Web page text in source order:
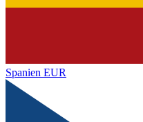
Spanien EUR